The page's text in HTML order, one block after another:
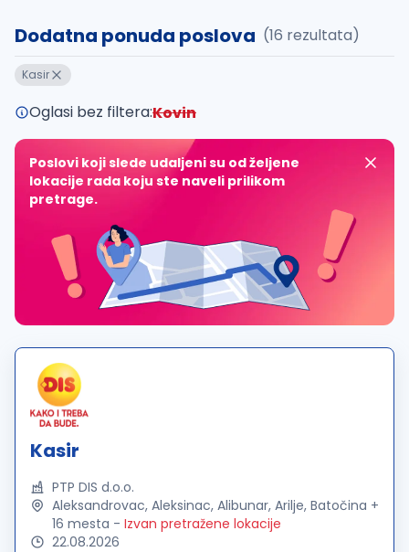
Dodatna ponuda poslova (16 rezultata)
Kasir
Oglasi bez filtera:Kovin
Poslovi koji slede udaljeni su od željene
lokacije rada koju ste naveli prilikom
pretrage.
Kasir
PTP DIS d.o.o.
Aleksandrovac, Aleksinac, Alibunar, Arilje, Batočina +
16 mesta - Izvan pretražene lokacije
22.08.2026